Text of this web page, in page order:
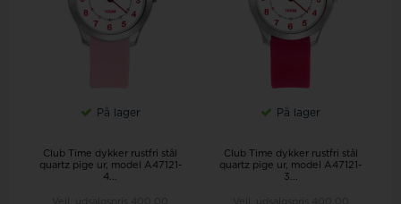
På lager
Club Time dykker rustfri stål
quartz pige ur, model A47121-
4...
På lager
Club Time dykker rustfri stål
quartz pige ur, model A47121-
3...